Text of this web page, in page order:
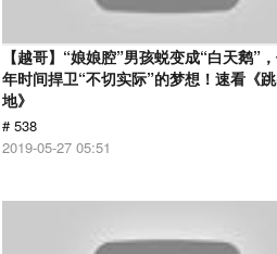
【越哥】“娘娘腔”男孩蜕变成“白天鹅”
年时间捍卫“不切实际”的梦想！速看《
地》
# 538
2019-05-27 05:51